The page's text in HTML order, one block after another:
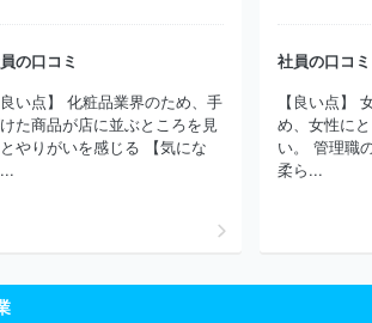
式会社
株式会社リボーンカンパニー
河辺
ＳＲＬ 福岡セラビ株式会社
本多タオル株式
の口コミ
良い点】 化粧品業界のため、手
た商品が店に並ぶところを見
やりがいを感じる 【気にな
社員の口コミ
【良い点】
め、女性に
い。 管理職
柔ら...